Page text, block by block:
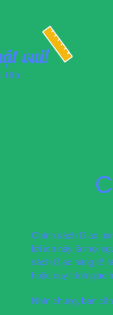
vui!
tập
Chính sách Giao
lợi ích này là mọi
sách Giao hàng rõ
hoặc quy trình giao
Nhìn chung, bạn